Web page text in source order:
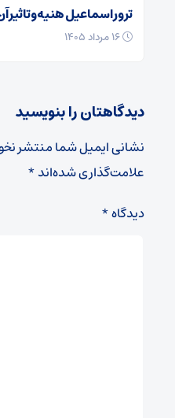
ترور اسماعیل هنیه و تاثیر
دیدگاهتان را بنویسید
نشانی ایمیل شما منتشر
علامت‌گذاری شده‌اند*
دیدگاه*